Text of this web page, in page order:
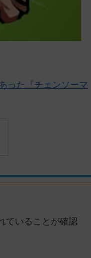
った『チェンソーマ
ていることが確認